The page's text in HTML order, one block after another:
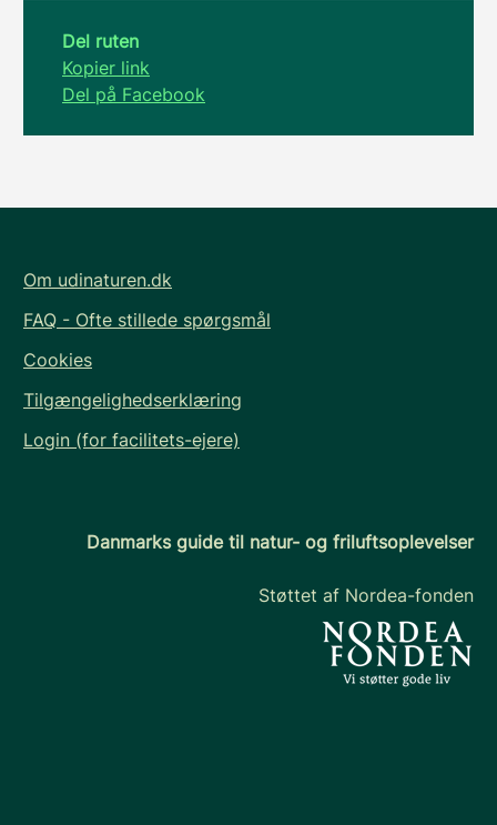
Del ruten
Kopier link
Del på Facebook
Om udinaturen.dk
FAQ - Ofte stillede spørgsmål
Cookies
Tilgængelighedserklæring
Login (for facilitets-ejere)
Danmarks guide til natur- og friluftsoplevelser
Støttet af Nordea-fonden